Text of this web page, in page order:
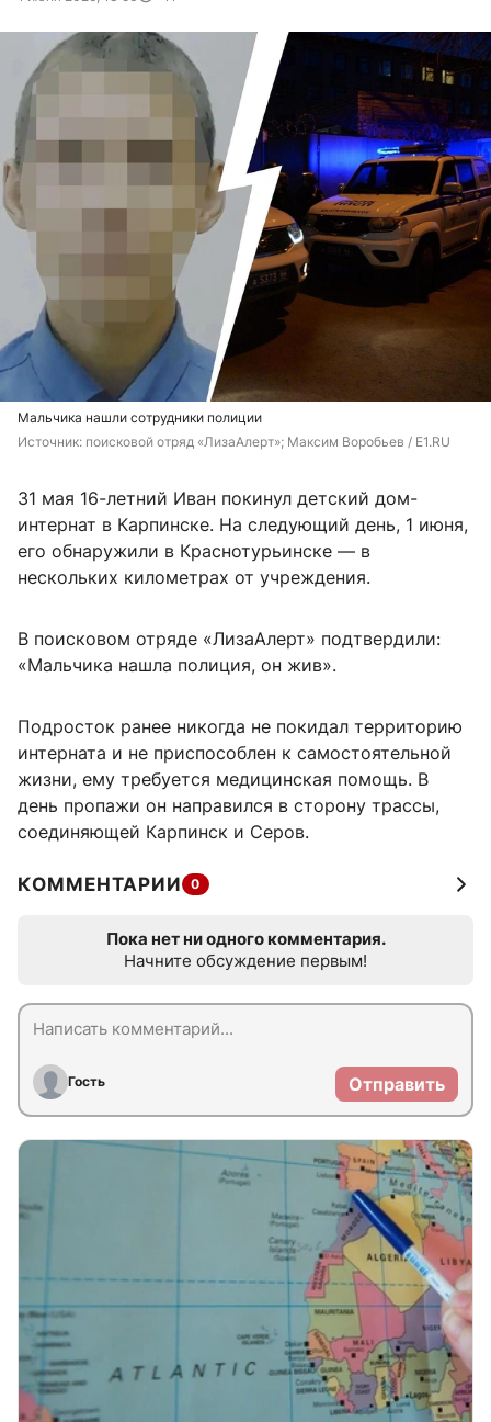
Мальчика нашли сотрудники полиции
Источник: поисковой отряд «ЛизаАлерт»; Максим Воробьев / E1.RU
31 мая 16-летний Иван покинул детский дом-
интернат в Карпинске. На следующий день, 1 июня,
его обнаружили в Краснотурьинске — в
нескольких километрах от учреждения.
В поисковом отряде «ЛизаАлерт» подтвердили:
«Мальчика нашла полиция, он жив».
Подросток ранее никогда не покидал территорию
интерната и не приспособлен к самостоятельной
жизни, ему требуется медицинская помощь. В
день пропажи он направился в сторону трассы,
соединяющей Карпинск и Серов.
КОММЕНТАРИИ 0
Пока нет ни одного комментария.
Начните обсуждение первым!
Гость Отправить